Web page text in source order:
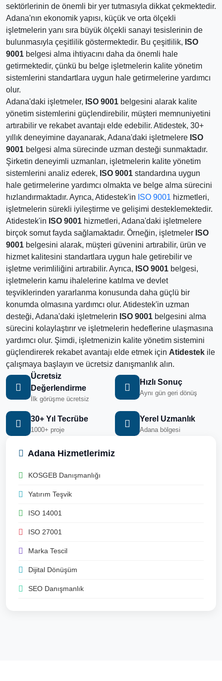
sektörlerinin de önemli bir yer tutmasıyla dikkat çekmektedir.
Adana'nın ekonomik yapısı, küçük ve orta ölçekli
işletmelerin yanı sıra büyük ölçekli sanayi tesislerinin de
bulunmasıyla çeşitlilik göstermektedir. Bu çeşitlilik, ISO
9001 belgesi alma ihtiyacını daha da önemli hale
getirmektedir, çünkü bu belge işletmelerin kalite yönetim
sistemlerini standartlara uygun hale getirmelerine yardımcı
olur.
Adana'daki işletmeler, ISO 9001 belgesini alarak kalite
yönetim sistemlerini güçlendirebilir, müşteri memnuniyetini
artırabilir ve rekabet avantajı elde edebilir. Atidestek, 30+
yıllık deneyimine dayanarak, Adana'daki işletmelere ISO
9001 belgesi alma sürecinde uzman desteği sunmaktadır.
Şirketin deneyimli uzmanları, işletmelerin kalite yönetim
sistemlerini analiz ederek, ISO 9001 standardına uygun
hale getirmelerine yardımcı olmakta ve belge alma sürecini
hızlandırmaktadır. Ayrıca, Atidestek'in ISO 9001 hizmetleri,
işletmelerin sürekli iyileştirme ve gelişimi desteklemektedir.
Atidestek'in ISO 9001 hizmetleri, Adana'daki işletmelere
birçok somut fayda sağlamaktadır. Örneğin, işletmeler ISO
9001 belgesini alarak, müşteri güvenini artırabilir, ürün ve
hizmet kalitesini standartlara uygun hale getirebilir ve
işletme verimliliğini artırabilir. Ayrıca, ISO 9001 belgesi,
işletmelerin kamu ihalelerine katılma ve devlet
teşviklerinden yararlanma konusunda daha güçlü bir
konumda olmasına yardımcı olur. Atidestek'in uzman
desteği, Adana'daki işletmelerin ISO 9001 belgesini alma
sürecini kolaylaştırır ve işletmelerin hedeflerine ulaşmasına
yardımcı olur. Şimdi, işletmenizin kalite yönetim sistemini
güçlendirerek rekabet avantajı elde etmek için Atidestek ile
çalışmaya başlayın ve ücretsiz danışmanlık alın.
Ücretsiz
Değerlendirme
İlk görüşme ücretsiz
Hızlı Sonuç
Aynı gün geri dönüş
30+ Yıl Tecrübe
1000+ proje
Yerel Uzmanlık
Adana bölgesi
Adana Hizmetlerimiz
KOSGEB Danışmanlığı
Yatırım Teşvik
ISO 14001
ISO 27001
Marka Tescil
Dijital Dönüşüm
SEO Danışmanlık